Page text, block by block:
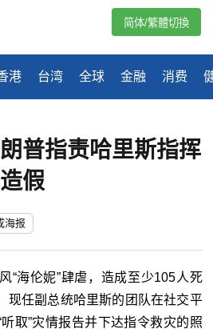
港 台湾 全球 金融 消费
简体/繁體切換
普指责哈里斯指挥
假
海报
“海伦妮”肆虐，造成至少105人死
现任副总统哈里斯的团队在社交平
取”灾情报告并下达指令救灾的照